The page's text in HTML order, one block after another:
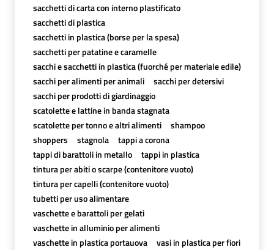
sacchetti di carta con interno plastificato
sacchetti di plastica
sacchetti in plastica (borse per la spesa)
sacchetti per patatine e caramelle
sacchi e sacchetti in plastica (fuorché per materiale edile)
sacchi per alimenti per animali
sacchi per detersivi
sacchi per prodotti di giardinaggio
scatolette e lattine in banda stagnata
scatolette per tonno e altri alimenti
shampoo
shoppers
stagnola
tappi a corona
tappi di barattoli in metallo
tappi in plastica
tintura per abiti o scarpe (contenitore vuoto)
tintura per capelli (contenitore vuoto)
tubetti per uso alimentare
vaschette e barattoli per gelati
vaschette in alluminio per alimenti
vaschette in plastica portauova
vasi in plastica per fiori